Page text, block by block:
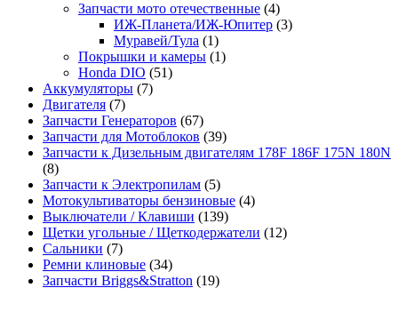
Запчасти мото отечественные (4)
ИЖ-Планета/ИЖ-Юпитер (3)
Муравей/Тула (1)
Покрышки и камеры (1)
Honda DIO (51)
Аккумуляторы (7)
Двигателя (7)
Запчасти Генераторов (67)
Запчасти для Мотоблоков (39)
Запчасти к Дизельным двигателям 178F 186F 175N 180N
(8)
Запчасти к Электропилам (5)
Мотокультиваторы бензиновые (4)
Выключатели / Клавиши (139)
Щетки угольные / Щеткодержатели (12)
Сальники (7)
Ремни клиновые (34)
Запчасти Briggs&Stratton (19)